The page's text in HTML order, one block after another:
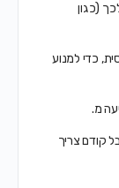
(כגון
כדי למנוע
מ.
קודם צריך